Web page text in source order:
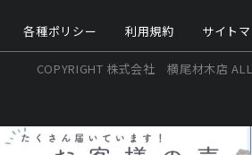
各種ポリシー 利用規約 サイト
COPYRIGHT 株式会社 横尾材木店 ALL